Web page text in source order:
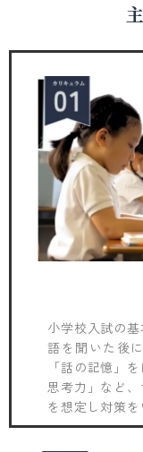
小学校入試の
語を聞いた後
「話の記憶」
思考力」など
を想定し対策を